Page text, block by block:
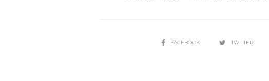
SHAREFACEBOOK TWITTER